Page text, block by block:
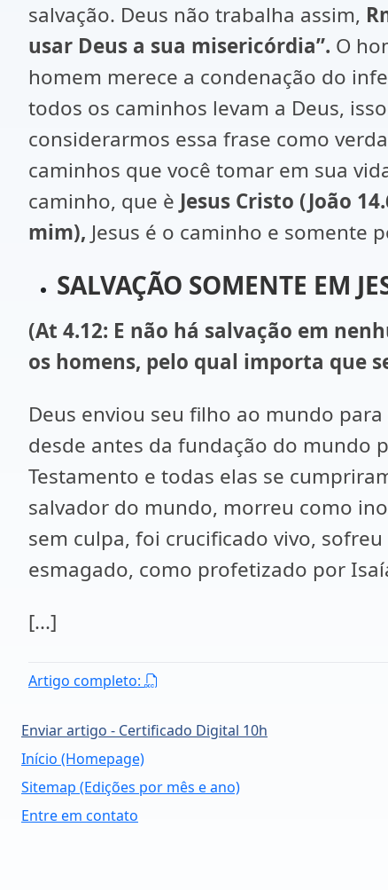
salvação. Deus não trabalha assim,
usar Deus a sua misericórdia”. O
homem merece a condenação do
todos os caminhos levam a Deus,
considerarmos essa frase como
caminhos que você tomar em sua
caminho, que è Jesus Cristo (João
mim), Jesus é o caminho e somente
SALVAÇÃO SOMENTE EM
(At 4.12: E não há salvação em
os homens, pelo qual importa que
Deus enviou seu filho ao mundo
desde antes da fundação do mundo
Testamento e todas elas se
salvador do mundo, morreu como
sem culpa, foi crucificado vivo,
esmagado, como profetizado por
[...]
Artigo completo:
Enviar artigo - Certificado Digital 10h
Início (Homepage)
Sitemap (Edições por mês e ano)
Entre em contato